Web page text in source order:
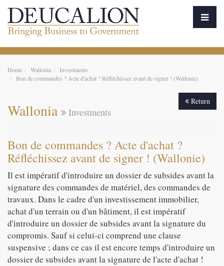
Home Wallonia
Investments
Bon de commandes ? Acte d'achat ? Réfléchissez avant de signer ! (Wallonie)
Return
Wallonia Investments
Bon de commandes ? Acte d'achat ?
Réfléchissez avant de signer ! (Wallonie)
Il est impératif d'introduire un dossier de subsides avant la
signature des commandes de matériel, des commandes de
travaux. Dans le cadre d'un investissement immobilier,
achat d'un terrain ou d'un bâtiment, il est impératif
d'introduire un dossier de subsides avant la signature du
compromis. Sauf si celui-ci comprend une clause
suspensive ; dans ce cas il est encore temps d'introduire un
dossier de subsides avant la signature de l'acte d'achat !